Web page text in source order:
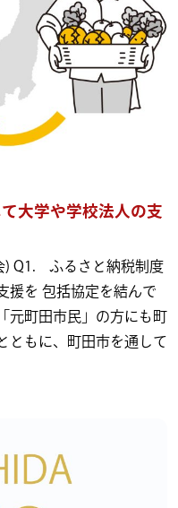
大学や学校法人の支
) Q1. ふるさと納税制度
援を 包括協定を結んで
元町田市民」の方にも町
ともに、町田市を通して